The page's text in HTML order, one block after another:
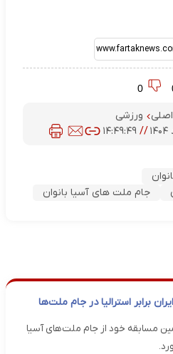
ورزشی
// ۱۴:۴۹:۴۹
جام ملت های آسیا بانوان
برابر استرالیا در جام ملت‌ها
مسابقه خود از جام ملت‌های آسیا